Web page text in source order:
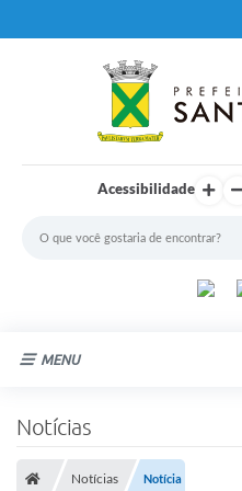
Acessibilidade
MENU
Notícias
Notícias Notícia